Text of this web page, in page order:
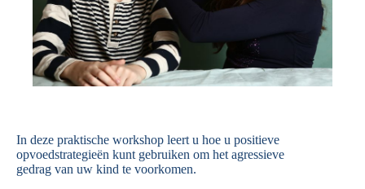
In deze praktische workshop leert u hoe u positieve
opvoedstrategieën kunt gebruiken om het agressieve
gedrag van uw kind te voorkomen.